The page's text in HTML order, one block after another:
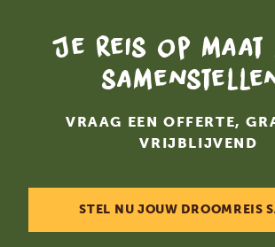
Je reis op
VRAAG EEN OFFERTE,
VRIJBLIJVEND
STEL NU JOUW DROOMREIS